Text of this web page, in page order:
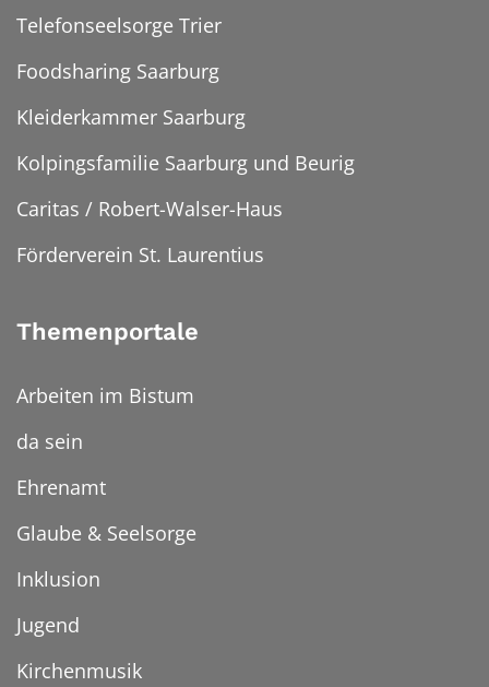
Telefonseelsorge Trier
Foodsharing Saarburg
Kleiderkammer Saarburg
Kolpingsfamilie Saarburg und Beurig
Caritas / Robert-Walser-Haus
Förderverein St. Laurentius
Themenportale
Arbeiten im Bistum
da sein
Ehrenamt
Glaube & Seelsorge
Inklusion
Jugend
Kirchenmusik